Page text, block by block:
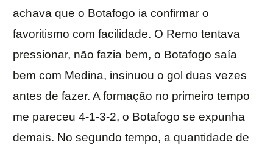
achava que o Botafogo ia confirmar o
favoritismo com facilidade. O Remo tentava
pressionar, não fazia bem, o Botafogo saía
bem com Medina, insinuou o gol duas vezes
antes de fazer. A formação no primeiro tempo
me pareceu 4-1-3-2, o Botafogo se expunha
demais. No segundo tempo, a quantidade de